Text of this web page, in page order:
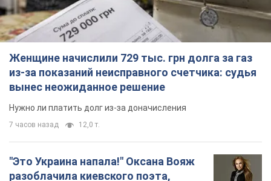
разоблачила киевского поэта,
которого "зазомбировали": он даже
русского не знал, а теперь хочет
геноцида украинцев
Как отметила артистка, писатель был
поклонником Украины, но после переезда в РФ
ему "промыли мозги"
"Был обессилен": в Украине спасли
раненого грифа, выбравшего для
себя нетипичный маршрут. Фото
Пострадавшую птицу обнаружили на границе
Киевской и Черкасской областей